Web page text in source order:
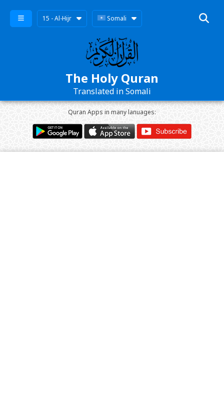
15 - Al-Hijr Somali
The Holy Quran
Translated in Somali
Quran Apps in many lanuages: